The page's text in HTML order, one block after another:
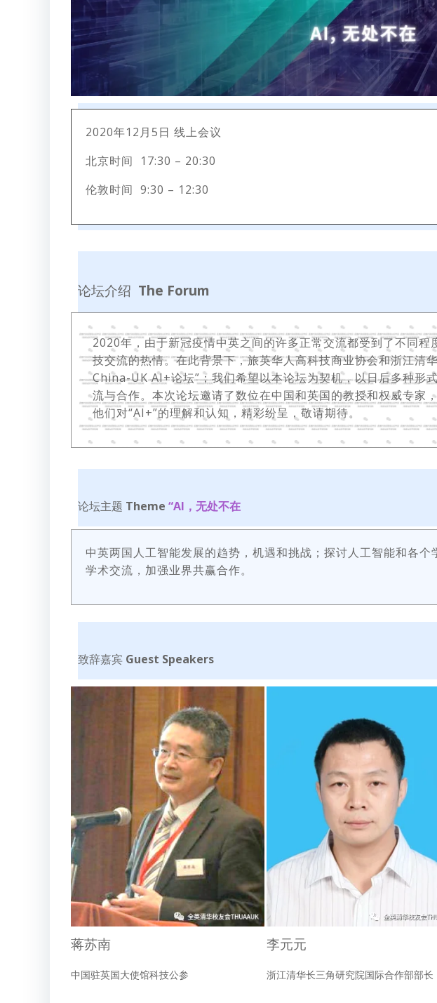
2020年12月5日 线上会议
北京时间 17:30 – 20:30
伦敦时间 9:30 – 12:30
论坛介绍 The Forum
2020年，由于新冠疫情中英之间的许多正常交流都受到了不同
技交流的热情。在此背景下，旅英华人高科技商业协会和浙江清
China-UK AI+论坛”；我们希望以本论坛为契机，以日后多种形
流与合作。本次论坛邀请了数位在中国和英国的教授和权威专家
他们对“AI+”的理解和认知，精彩纷呈，敬请期待。
论坛主题 Theme “AI，无处不在
中英两国人工智能发展的趋势，机遇和挑战；探讨人工智能和各
学术交流，加强业界共赢合作。
致辞嘉宾 Guest Speakers
蒋苏南
中国驻英国大使馆科技公参
李元元
浙江清华长三角研究院国际合作部部长